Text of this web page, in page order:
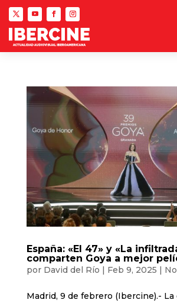
España: «El 47» y «La
comparten Goya a mejor
por David del Río | Feb 9, 2025 |
Madrid, 9 de febrero (Ibercine).- La